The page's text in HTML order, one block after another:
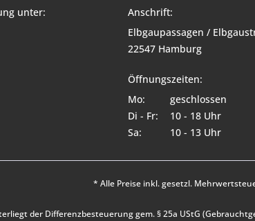
unter:
Anschrift:
Elbgaupassagen /
22547 Hamburg
Öffnungszeiten:
Mo:
geschlossen
Di - Fr:
10 - 18 Uhr
Sa:
10 - 13 Uhr
* Alle Preise inkl. gesetzl.
der Differenzbesteuerung gem. § 25a UStG